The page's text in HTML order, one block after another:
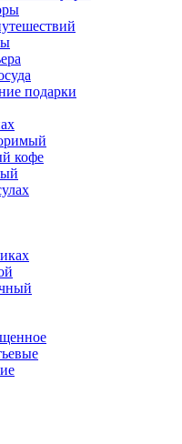
подарки
кофе